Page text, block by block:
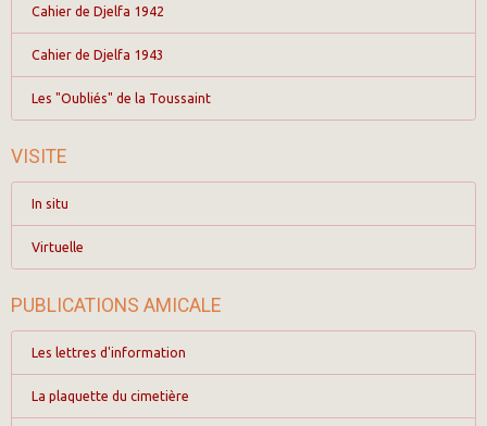
Cahier de Djelfa 1942
Cahier de Djelfa 1943
Les "Oubliés" de la Toussaint
VISITE
In situ
Virtuelle
PUBLICATIONS AMICALE
Les lettres d'information
La plaquette du cimetière